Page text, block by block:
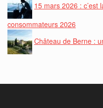
15 mars 2026 : c’est
consommateurs 2026
Château de Berne :